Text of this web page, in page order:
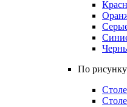
По рисунку